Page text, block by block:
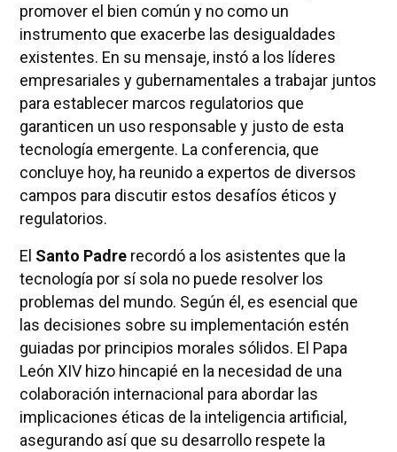
promover el bien común y no como un
instrumento que exacerbe las desigualdades
existentes. En su mensaje, instó a los líderes
empresariales y gubernamentales a trabajar juntos
para establecer marcos regulatorios que
garanticen un uso responsable y justo de esta
tecnología emergente. La conferencia, que
concluye hoy, ha reunido a expertos de diversos
campos para discutir estos desafíos éticos y
regulatorios.
El Santo Padrerecordó a los asistentes que la
tecnología por sí sola no puede resolver los
problemas del mundo. Según él, es esencial que
las decisiones sobre su implementación estén
guiadas por principios morales sólidos. El Papa
León XIV hizo hincapié en la necesidad de una
colaboración internacional para abordar las
implicaciones éticas de la inteligencia artificial,
asegurando así que su desarrollo respete la